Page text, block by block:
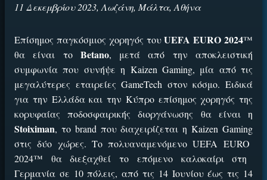
11 Δεκεμβρίου 2023, Λωζάνη, Μάλτα, Αθήνα
Επίσημος παγκόσμιος χορηγός τουUEFA EURO 2024™
θα είναι το Betano, μετά από την αποκλειστική
συμφωνία που συνήψε η Kaizen Gaming, μία από τις
μεγαλύτερες εταιρείεςGameTech στον κόσμο. Ειδικά
για την Ελλάδα και την Κύπρο επίσημος χορηγός της
κορυφαίας ποδοσφαιρικής διοργάνωσης θα είναι η
Stoiximan, το brand που διαχειρίζεται ηKaizen Gaming
στις δύο χώρες. Το πολυαναμενόμενοUEFA EURO
2024™ θα διεξαχθεί το επόμενο καλοκαίρι στη
Γερμανία σε 10 πόλεις, από τις 14 Ιουνίου έως τις 14